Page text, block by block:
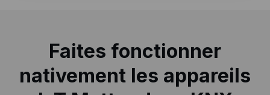
Faites fonctionner
nativement les appareils